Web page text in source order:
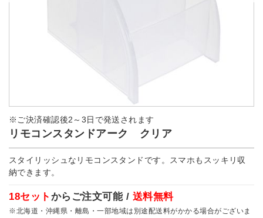
※ご決済確認後2～3日で発送されます
リモコンスタンドアーク クリア
スタイリッシュなリモコンスタンドです。スマホもスッキリ収
納できます。
18セット からご注文可能 / 送料無料
※北海道・沖縄県・離島・一部地域は別途配送料がかかる場合がございま